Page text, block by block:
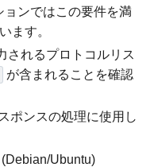
ンではこの要件を満
ます。
されるプロトコルリス
が含まれることを確認
ポンスの処理に使用し
(Debian/Ubuntu)